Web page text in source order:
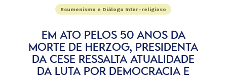
Ecumenismo e Diálogo Inter-religioso
EM ATO PELOS 50 ANOS DA
MORTE DE HERZOG, PRESIDENTA
DA CESE RESSALTA ATUALIDADE
DA LUTA POR DEMOCRACIA E